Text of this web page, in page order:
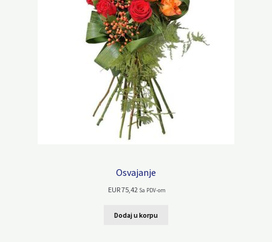
Osvajanje
EUR75,42 Sa PDV-om
Dodaj u korpu